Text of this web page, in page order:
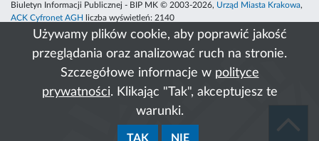
Używamy plików cookie, aby poprawić jakość
przeglądania oraz analizować ruch na stronie.
Szczegółowe informacje w polityce
prywatności. Klikając "Tak", akceptujesz te
warunki.
TAK NIE
Biuletyn Informacji Publicznej - BIP MK © 2003-2026, Urząd Miasta Krakowa,
ACK Cyfronet AGH
liczba wyświetleń: 2140